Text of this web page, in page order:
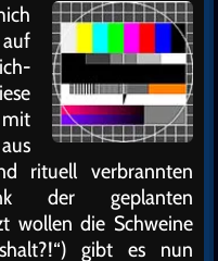
mit
rituell verbrannten
der geplanten
wollen die Schweine
gibt es nun